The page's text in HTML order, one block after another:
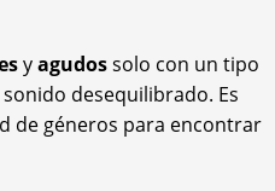
yagudossolo con un tipo
desequilibrado. Es
de géneros para encontrar